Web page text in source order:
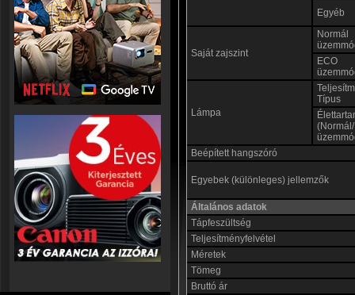
Egyéb
Saját zajszint
Normál
ECO
Lámpa
Típus
Beépített hangszóró
Egyebek (különleges) jellemzők
Általános adatok
Tápfeszültség
Teljesítményfelvétel
Méretek
Tömeg
Bruttó ár